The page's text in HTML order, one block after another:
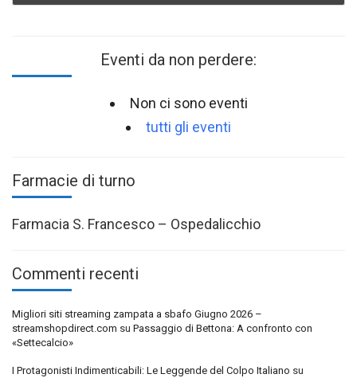
Eventi da non perdere:
Non ci sono eventi
tutti gli eventi
Farmacie di turno
Farmacia S. Francesco – Ospedalicchio
Commenti recenti
Migliori siti streaming zampata a sbafo Giugno 2026 –
streamshopdirect.com su Passaggio di Bettona: A confronto con
«Settecalcio»
I Protagonisti Indimenticabili: Le Leggende del Colpo Italiano su